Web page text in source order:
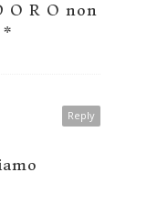
O R O non
*
Reply